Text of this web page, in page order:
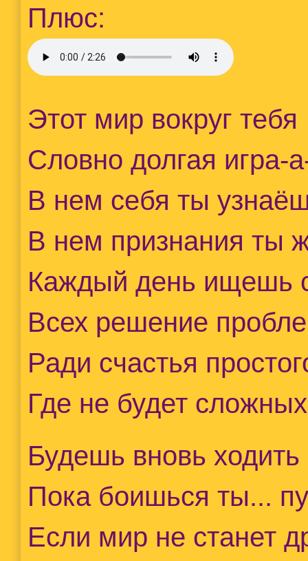
Плюс:
Этот мир вокруг тебя
Словно долгая игра-
В нем себя ты
В нем признания ты
Каждый день ищешь
Всех решение
Ради счастья
Где не будет
Будешь вновь ходить
Пока боишься ты...
Если мир не станет